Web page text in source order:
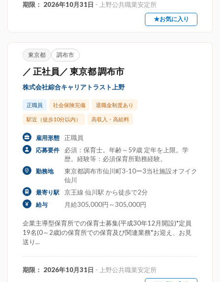
期限： 2026年10月31日 - 上野公共職業安定所
★お気に入り
東京都 調布市
／ 正社員／ 東京都 調布市
株式会社綜合キャリアトラスト上野
正職員 社会保険完備 退職金制度あり
駅近（徒歩10分以内） 高収入・高給料
雇用形態 正職員
応募要件
必須：保育士。年齢～59歳 定年を上限。学
歴。経験等：必須保育所勤務経験。
勤務地
東京都調布市仙川町3-10ー3当社施設オフイク
仙川
最寄り駅 京王線 仙川駅 から徒歩で2分
給与 月給305,000円～305,000円
企業主導型保育所での保育士募集(平成30年12月開設)*定員
19名(0～2歳)の保育所での保育及び関連業務*お迎え、お見
送り...
期限： 2026年10月31日 - 上野公共職業安定所